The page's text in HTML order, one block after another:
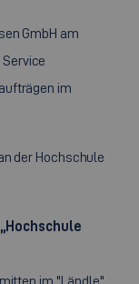
GmbH am
im
der Hochschule
im "Ländle".